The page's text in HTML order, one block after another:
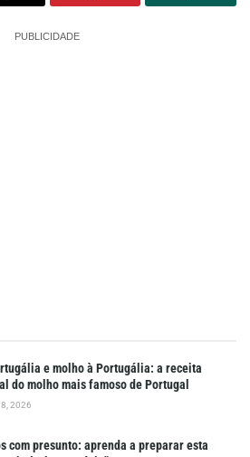
PUBLICIDADE
e molho à Portugália: a receita
do molho mais famoso de Portugal
8, 2026
com presunto: aprenda a preparar esta